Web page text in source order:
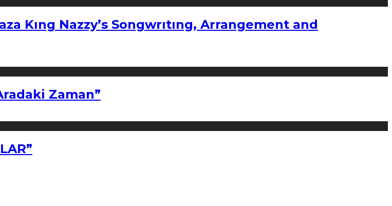
Kıng Nazzy’s Songwrıtıng, Arrangement and
Zaman”